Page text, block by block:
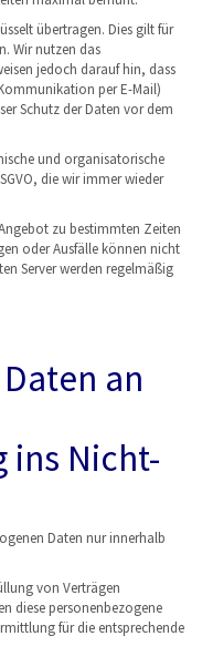
übertragen. Dies gilt für
Wir nutzen das
jedoch darauf hin, dass
per E-Mail)
Schutz der Daten vor dem
und organisatorische
die wir immer wieder
zu bestimmten Zeiten
oder Ausfälle können nicht
Server werden regelmäßig
an
ins Nicht-
Daten nur innerhalb
von Verträgen
diese personenbezogene
für die entsprechende